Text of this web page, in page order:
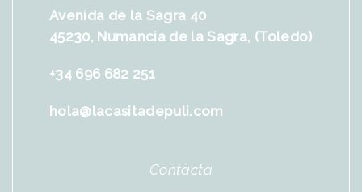
Avenida de la Sagra 40
45230, Numancia de la Sagra, (Toledo)
+34 696 682 251
hola@lacasitadepuli.com
Contacta